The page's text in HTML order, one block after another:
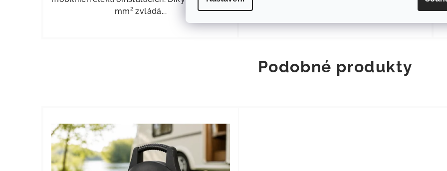
mm² zvládá...
Podobné produkty